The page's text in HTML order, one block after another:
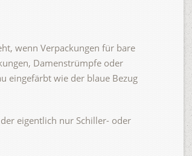
wenn Verpackungen für bare
Damenstrümpfe oder
eingefärbt wie der blaue Bezug
eigentlich nur Schiller- oder